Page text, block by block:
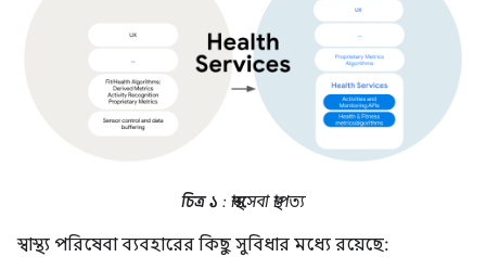
চিত্র ১ : স্বাস্থ্যসেবা স্থাপত্য
স্বাস্থ্য পরিষেবা ব্যবহারের কিছু সুবিধার মধ্যে রয়েছে: